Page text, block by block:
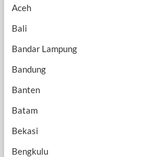
Aceh
Bali
Bandar Lampung
Bandung
Banten
Batam
Bekasi
Bengkulu